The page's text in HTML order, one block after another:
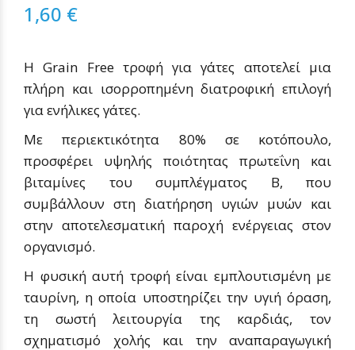
1,60 €
Η Grain Free τροφή για γάτες αποτελεί μια
πλήρη και ισορροπημένη διατροφική επιλογή
για ενήλικες γάτες.
Με περιεκτικότητα 80% σε κοτόπουλο,
προσφέρει υψηλής ποιότητας πρωτεΐνη και
βιταμίνες του συμπλέγματος Β, που
συμβάλλουν στη διατήρηση υγιών μυών και
στην αποτελεσματική παροχή ενέργειας στον
οργανισμό.
Η φυσική αυτή τροφή είναι εμπλουτισμένη με
ταυρίνη, η οποία υποστηρίζει την υγιή όραση,
τη σωστή λειτουργία της καρδιάς, τον
σχηματισμό χολής και την αναπαραγωγική